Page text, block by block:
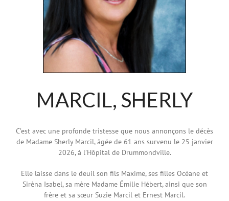
MARCIL, SHERLY
C’est avec une profonde tristesse que nous annonçons le décès
de Madame Sherly Marcil, âgée de 61 ans survenu le 25 janvier
2026, à l’Hôpital de Drummondville.
Elle laisse dans le deuil son fils Maxime, ses filles Océane et
Sirèna Isabel, sa mère Madame Émilie Hébert, ainsi que son
frère et sa sœur Suzie Marcil et Ernest Marcil.